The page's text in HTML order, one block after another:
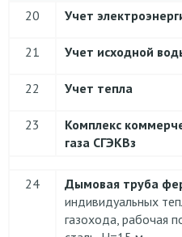
20
Учет
21 Учет исходной
22 Учет тепла
23
Комплекс
газа СГЭКВз
24 Дымовая труба
индивидуальных
газохода, рабочая